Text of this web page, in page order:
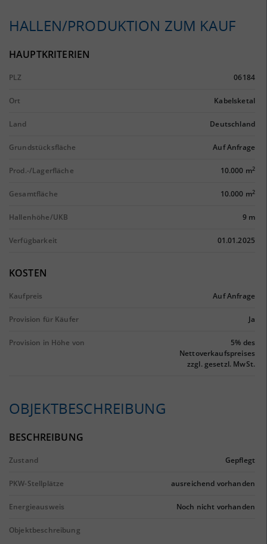
HALLEN/PRODUKTION ZUM KAUF
HAUPTKRITERIEN
PLZ 06184
Ort Kabelsketal
Land Deutschland
Grundstücksfläche Auf Anfrage
Prod.-/Lagerfläche 10.000 m2
Gesamtfläche 10.000 m2
Hallenhöhe/UKB 9 m
Verfügbarkeit 01.01.2025
KOSTEN
Kaufpreis Auf Anfrage
Provision für Käufer Ja
Provision in Höhe von
5% des
Nettoverkaufspreises
zzgl. gesetzl. MwSt.
OBJEKTBESCHREIBUNG
BESCHREIBUNG
Zustand Gepflegt
PKW-Stellplätze ausreichend vorhanden
Energieausweis Noch nicht vorhanden
Objektbeschreibung